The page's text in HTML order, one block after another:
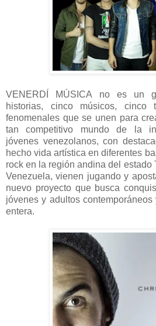
VENERDÍ MÚSICA no es un
historias, cinco músicos, cinco
fenomenales que se unen para
tan competitivo mundo de la
jóvenes venezolanos, con
hecho vida artística en diferentes
rock en la región andina del estado
Venezuela, vienen jugando y
nuevo proyecto que busca
jóvenes y adultos
entera.